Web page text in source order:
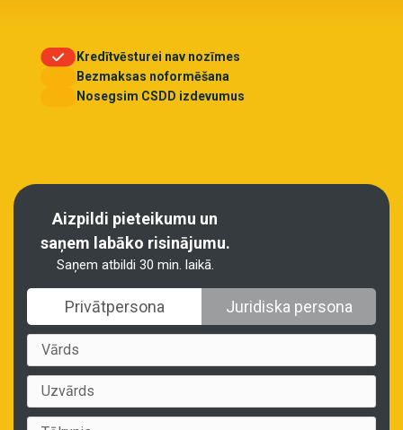
Aizpildi pieteikumu un
saņem labāko risinājumu.
Saņem atbildi 30 min. laikā.
Privātpersona Juridiska persona
Kredītvēsturei nav nozīmes
Bezmaksas noformēšana
Nosegsim CSDD izdevumus